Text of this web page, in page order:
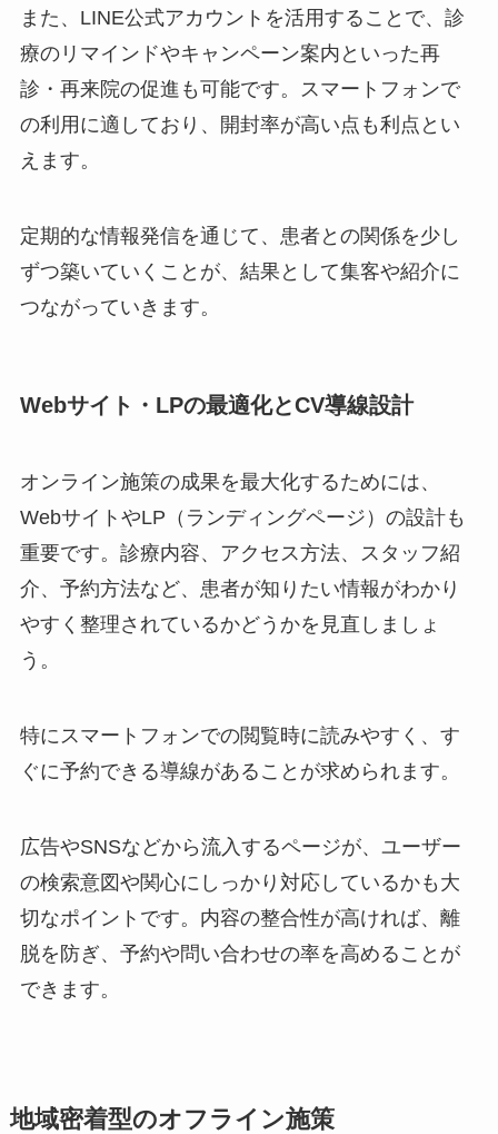
また、LINE公式アカウントを活用することで、診
療のリマインドやキャンペーン案内といった再
診・再来院の促進も可能です。スマートフォンで
の利用に適しており、開封率が高い点も利点とい
えます。
定期的な情報発信を通じて、患者との関係を少し
ずつ築いていくことが、結果として集客や紹介に
つながっていきます。
Webサイト・LPの最適化とCV導線設計
オンライン施策の成果を最大化するためには、
WebサイトやLP（ランディングページ）の設計も
重要です。診療内容、アクセス方法、スタッフ紹
介、予約方法など、患者が知りたい情報がわかり
やすく整理されているかどうかを見直しましょ
う。
特にスマートフォンでの閲覧時に読みやすく、す
ぐに予約できる導線があることが求められます。
広告やSNSなどから流入するページが、ユーザー
の検索意図や関心にしっかり対応しているかも大
切なポイントです。内容の整合性が高ければ、離
脱を防ぎ、予約や問い合わせの率を高めることが
できます。
地域密着型のオフライン施策